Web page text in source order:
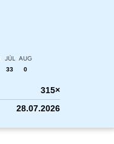
JÚL
33
AUG
0
315×
28.07.2026